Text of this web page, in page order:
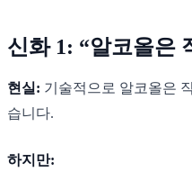
신화 1: “알코올은
현실: 기술적으로 알코올은
습니다.
하지만: